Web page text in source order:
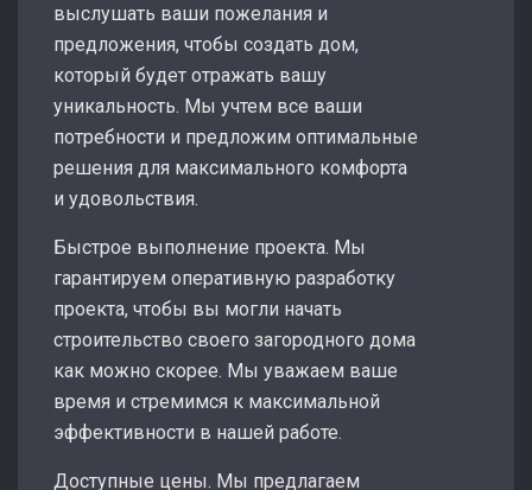
выслушать ваши пожелания и
предложения, чтобы создать дом,
который будет отражать вашу
уникальность. Мы учтем все ваши
потребности и предложим оптимальные
решения для максимального комфорта
и удовольствия.
Быстрое выполнение проекта. Мы
гарантируем оперативную разработку
проекта, чтобы вы могли начать
строительство своего загородного дома
как можно скорее. Мы уважаем ваше
время и стремимся к максимальной
эффективности в нашей работе.
Доступные цены. Мы предлагаем